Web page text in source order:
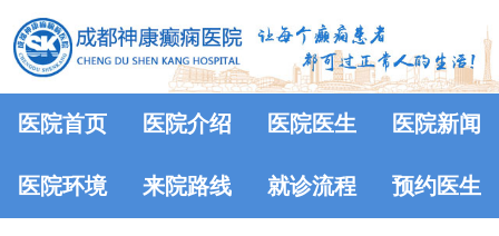
医院首页 医院介绍 医院医生 医院新闻
医院环境 来院路线 就诊流程 预约医生